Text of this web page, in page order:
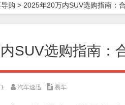
购 > 2025年20万内SUV选购指南：
SUV选购指南：
汽车速迅 易车